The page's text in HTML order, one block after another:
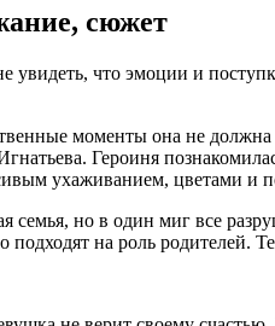
сюжет
увидеть, что эмоции и
моменты она не
Героиня
ухаживанием, цветами и
семья, но в один миг все
на роль родителей.